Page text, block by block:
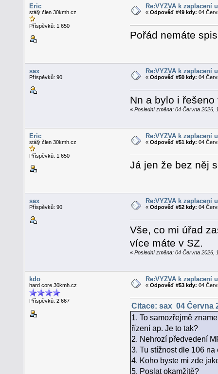
Eric
stálý člen 30kmh.cz
Příspěvků: 1 650
Re:VÝZVA k zaplacení
«Odpověď #49 kdy: 04
Pořád nemáte
sax
Příspěvků: 90
Re:VÝZVA k zaplacení
«Odpověď #50 kdy: 04
Nn a bylo i
« Poslední změna: 04 Června 2026,
Eric
stálý člen 30kmh.cz
Příspěvků: 1 650
Re:VÝZVA k zaplacení
«Odpověď #51 kdy: 04
Já jen že bez něj
sax
Příspěvků: 90
Re:VÝZVA k zaplacení
«Odpověď #52 kdy: 04
Vše, co mi úřad
více máte v SZ.
« Poslední změna: 04 Června 2026,
kdo
hard core 30kmh.cz
Příspěvků: 2 667
Re:VÝZVA k zaplacení
«Odpověď #53 kdy: 04
Citace: sax 04 Června
1. To samozřejmě
řízení ap. Je to tak?
2. Nehrozí předvedení
3. Tu stížnost dle 106
4. Koho byste mi zde
5. Poslat okamžitě?